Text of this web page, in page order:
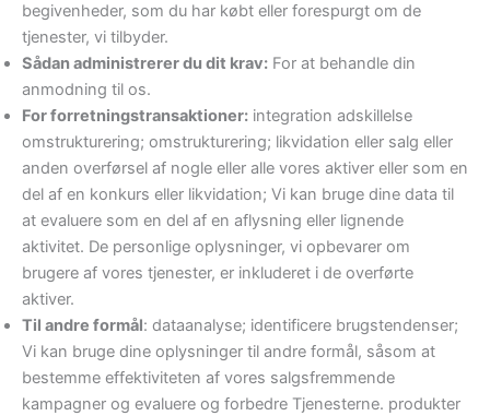
begivenheder, som du har købt eller forespurgt om de
tjenester, vi tilbyder.
Sådan administrerer du dit krav: For at behandle din
anmodning til os.
For forretningstransaktioner: integration adskillelse
omstrukturering; omstrukturering; likvidation eller salg eller
anden overførsel af nogle eller alle vores aktiver eller som en
del af en konkurs eller likvidation; Vi kan bruge dine data til
at evaluere som en del af en aflysning eller lignende
aktivitet. De personlige oplysninger, vi opbevarer om
brugere af vores tjenester, er inkluderet i de overførte
aktiver.
Til andre formål: dataanalyse; identificere brugstendenser;
Vi kan bruge dine oplysninger til andre formål, såsom at
bestemme effektiviteten af ​​vores salgsfremmende
kampagner og evaluere og forbedre Tjenesterne. produkter